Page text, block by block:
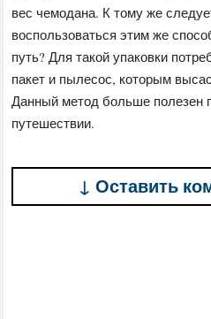
вес чемодана. К тому же
воспользоваться этим же
путь? Для такой упаковки
пакет и пылесос, которым
Данный метод больше полезен
путешествии.
↓ Оставить